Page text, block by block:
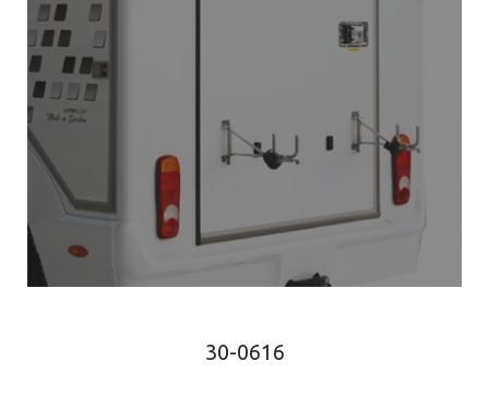
30-0616